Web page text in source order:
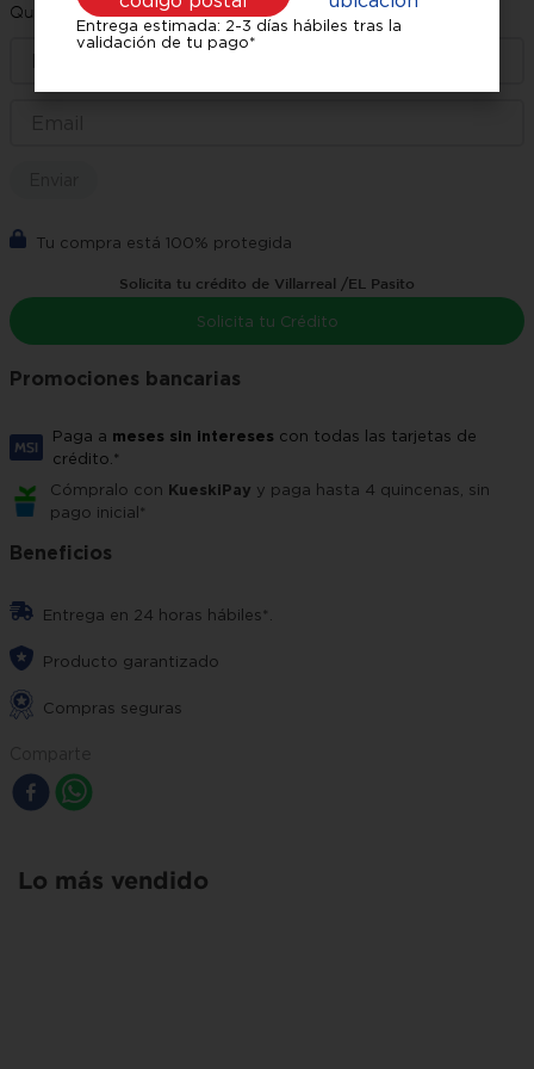
Quiero que me avisen cuando esté disponible
Tu compra está 100% protegida
Solicita tu crédito de Villarreal /EL Pasito
Solicita tu Crédito
Promociones bancarias
Paga a meses sin intereses con todas las tarjetas de
crédito.*
Cómpralo con KueskiPay y paga hasta 4 quincenas, sin
pago inicial*
Beneficios
Entrega en 24 horas hábiles*.
Producto garantizado
Compras seguras
Lo más vendido
Entrega estimada: 2-3 días hábiles tras la
validación de tu pago*